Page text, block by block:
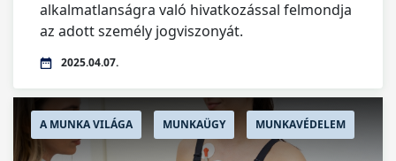
alkalmatlanságra való hivatkozással felmondja
az adott személy jogviszonyát.
2025.04.07.
A MUNKA VILÁGA MUNKAÜGY MUNKAVÉDELEM